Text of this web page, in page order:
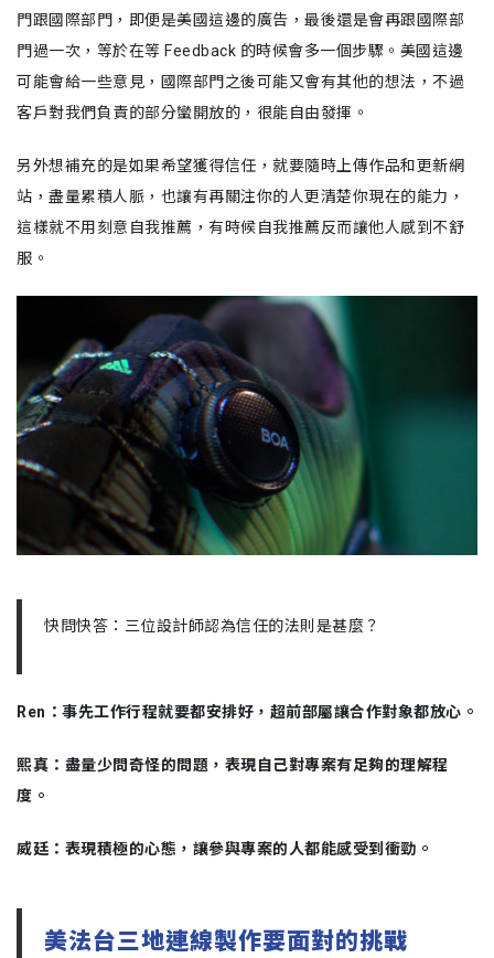
門跟國際部門，即便是美國這邊的廣告，最後還是會再跟國際部
門過一次，等於在等 Feedback 的時候會多一個步驟。美國這邊
可能會給一些意見，國際部門之後可能又會有其他的想法，不過
客戶對我們負責的部分蠻開放的，很能自由發揮。
另外想補充的是如果希望獲得信任，就要隨時上傳作品和更新網
站，盡量累積人脈，也讓有再關注你的人更清楚你現在的能力，
這樣就不用刻意自我推薦，有時候自我推薦反而讓他人感到不舒
服。
快問快答：三位設計師認為信任的法則是甚麼？
Ren：事先工作行程就要都安排好，超前部屬讓合作對象都放心。
熙真：盡量少問奇怪的問題，表現自己對專案有足夠的理解程
度。
威廷：表現積極的心態，讓參與專案的人都能感受到衝勁。
美法台三地連線製作要面對的挑戰